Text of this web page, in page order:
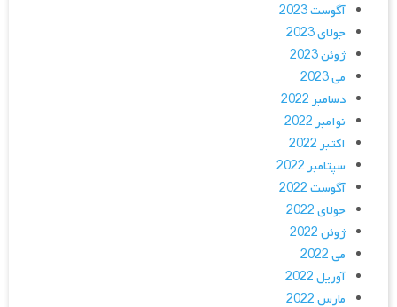
آگوست 2023
جولای 2023
ژوئن 2023
می 2023
دسامبر 2022
نوامبر 2022
اکتبر 2022
سپتامبر 2022
آگوست 2022
جولای 2022
ژوئن 2022
می 2022
آوریل 2022
مارس 2022